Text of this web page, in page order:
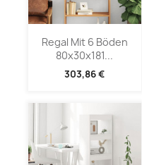
Regal Mit 6 Böden
80x30x181...
303,86 €